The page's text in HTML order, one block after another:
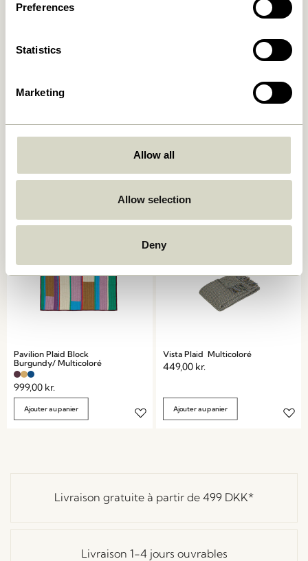
Preferences
Statistics
Marketing
Allow all
Allow selection
Deny
Coral/ Multicoloré
Bleu/ Multicoloré
999,00
Pavilion Plaid Block
Burgundy/ Multicoloré
999,00 kr.
Ajouter au panier
Vista Plaid Multicoloré
449,00 kr.
Ajouter au panier
Livraison gratuite à partir de 499 DKK*
Livraison 1-4 jours ouvrables